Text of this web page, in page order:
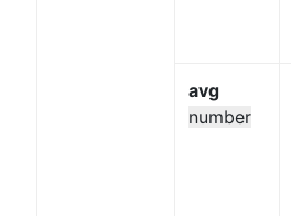
avg
number